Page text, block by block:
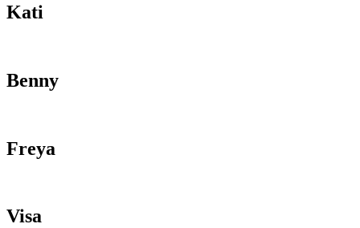
Kati
Benny
Freya
Visa